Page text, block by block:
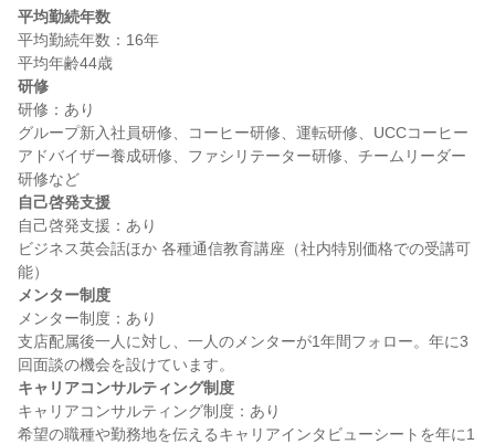
平均勤続年数
平均勤続年数：16年
研修
研修：あり
グループ新入社員研修、コーヒー研修、運転研修、UCCコーヒー
アドバイザー養成研修、ファシリテーター研修、チームリーダー
自己啓発支援
自己啓発支援：あり
ビジネス英会話ほか 各種通信教育講座（社内特別価格での受講可
メンター制度
メンター制度：あり
支店配属後一人に対し、一人のメンターが1年間フォロー。年に3
キャリアコンサルティング制度
キャリアコンサルティング制度：あり
希望の職種や勤務地を伝えるキャリアインタビューシートを年に1